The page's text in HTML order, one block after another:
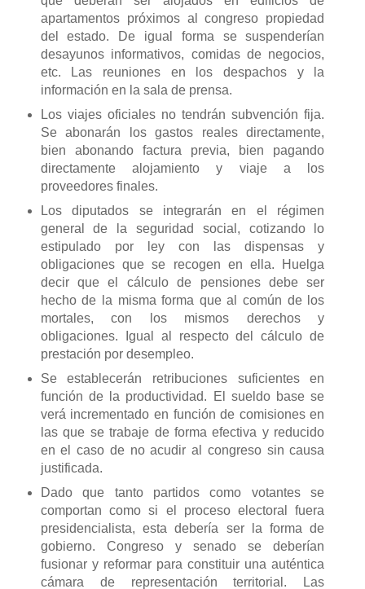
apartamentos próximos al congreso propiedad
del estado. De igual forma se suspenderían
desayunos informativos, comidas de negocios,
etc. Las reuniones en los despachos y la
información en la sala de prensa.
Los viajes oficiales no tendrán subvención fija.
Se abonarán los gastos reales directamente,
bien abonando factura previa, bien pagando
directamente alojamiento y viaje a los
proveedores finales.
Los diputados se integrarán en el régimen
general de la seguridad social, cotizando lo
estipulado por ley con las dispensas y
obligaciones que se recogen en ella. Huelga
decir que el cálculo de pensiones debe ser
hecho de la misma forma que al común de los
mortales, con los mismos derechos y
obligaciones. Igual al respecto del cálculo de
prestación por desempleo.
Se establecerán retribuciones suficientes en
función de la productividad. El sueldo base se
verá incrementado en función de comisiones en
las que se trabaje de forma efectiva y reducido
en el caso de no acudir al congreso sin causa
justificada.
Dado que tanto partidos como votantes se
comportan como si el proceso electoral fuera
presidencialista, esta debería ser la forma de
gobierno. Congreso y senado se deberían
fusionar y reformar para constituir una auténtica
cámara de representación territorial. Las